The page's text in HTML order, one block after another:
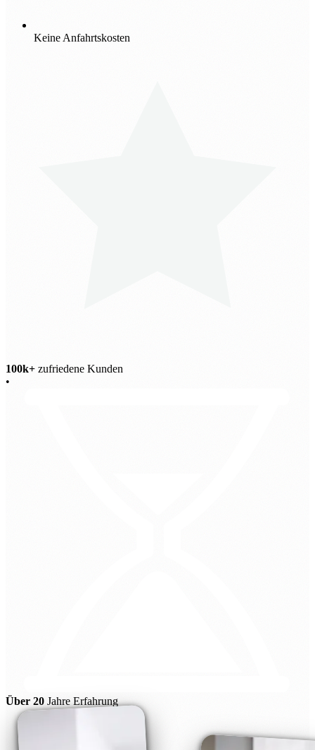
Keine Anfahrtskosten
100k+ zufriedene Kunden
•
Über 20 Jahre Erfahrung